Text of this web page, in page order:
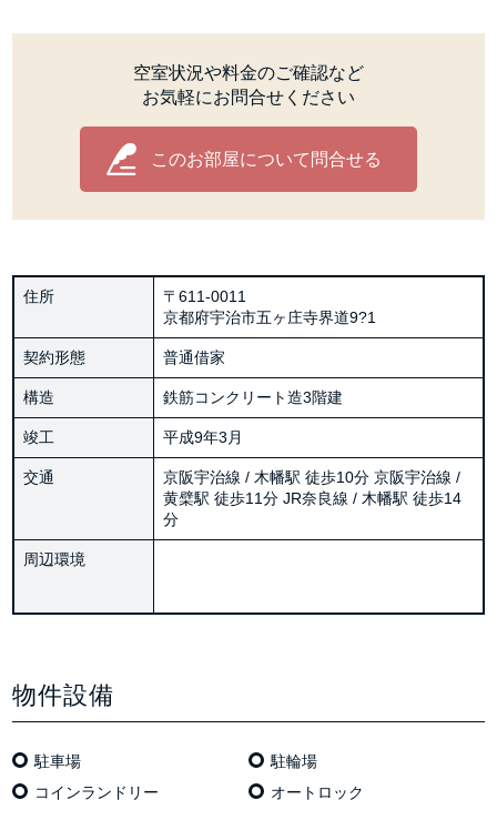
空室状況や料金のご確認など
お気軽にお問合せください
このお部屋について問合せる
住所
〒611-0011
京都府宇治市五ヶ庄寺界道9?1
契約形態 普通借家
構造 鉄筋コンクリート造3階建
竣工 平成9年3月
交通
京阪宇治線 / 木幡駅 徒歩10分 京阪宇治線 /
黄檗駅 徒歩11分 JR奈良線 / 木幡駅 徒歩14
分
周辺環境
物件設備
駐車場
駐輪場
コインランドリー
オートロック